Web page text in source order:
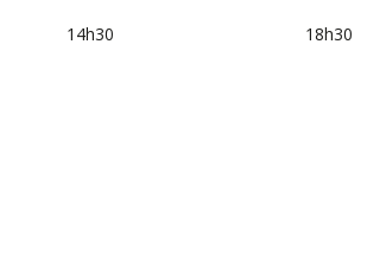
14h30 18h30